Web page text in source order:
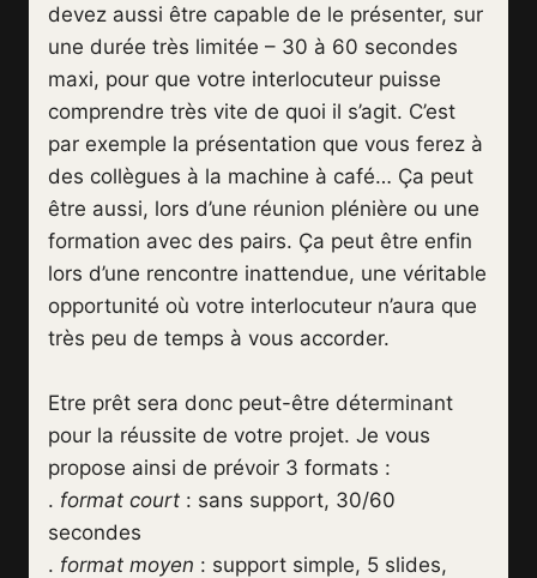
devez aussi être capable de le présenter, sur
une durée très limitée – 30 à 60 secondes
maxi, pour que votre interlocuteur puisse
comprendre très vite de quoi il s’agit. C’est
par exemple la présentation que vous ferez à
des collègues à la machine à café… Ça peut
être aussi, lors d’une réunion plénière ou une
formation avec des pairs. Ça peut être enfin
lors d’une rencontre inattendue, une véritable
opportunité où votre interlocuteur n’aura que
très peu de temps à vous accorder.
Etre prêt sera donc peut-être déterminant
pour la réussite de votre projet. Je vous
propose ainsi de prévoir 3 formats :
. format court : sans support, 30/60
secondes
. format moyen : support simple, 5 slides,